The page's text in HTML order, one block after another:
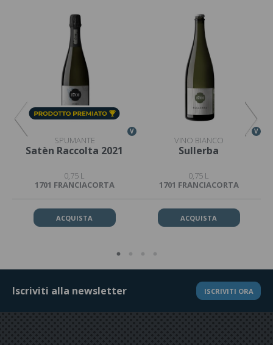
V
SPUMANTE
Satèn Raccolta 2021
0,75 L
1701 FRANCIACORTA
ACQUISTA
V
VINO BIANCO
Sullerba
0,75 L
1701 FRANCIACORTA
ACQUISTA
Iscriviti alla newsletter ISCRIVITI ORA